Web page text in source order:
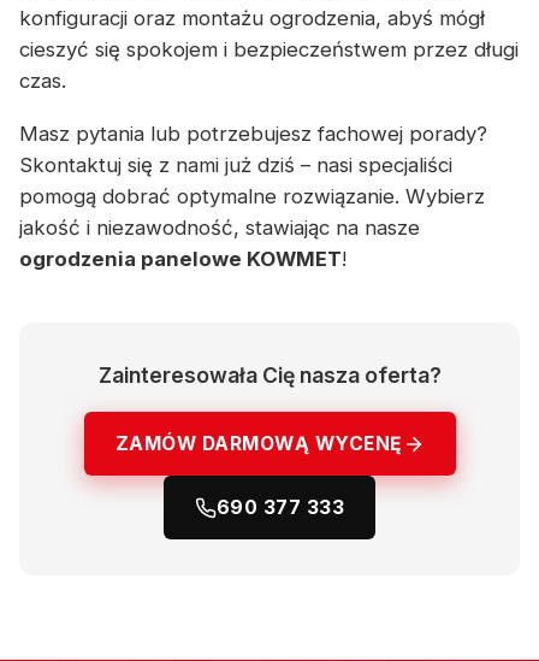
konfiguracji oraz montażu ogrodzenia, abyś mógł
cieszyć się spokojem i bezpieczeństwem przez długi
czas.
Masz pytania lub potrzebujesz fachowej porady?
Skontaktuj się z nami już dziś – nasi specjaliści
pomogą dobrać optymalne rozwiązanie. Wybierz
jakość i niezawodność, stawiając na nasze
ogrodzenia panelowe KOWMET!
Zainteresowała Cię nasza oferta?
ZAMÓW DARMOWĄ WYCENĘ
690 377 333